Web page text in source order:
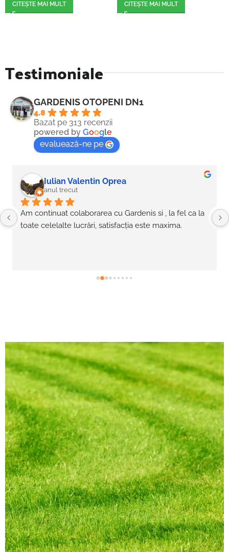
CITEȘTE MAI MULT CITEȘTE MAI MULT
Testimoniale
GARDENIS OTOPENI DN1
4.8
Bazat pe 313 recenzii
powered by Google
evaluează-ne pe
Iulian Valentin Oprea
anul trecut
Am continuat colaborarea cu Gardenis si , la fel ca la
toate celelalte lucrări, satisfacția este maxima.